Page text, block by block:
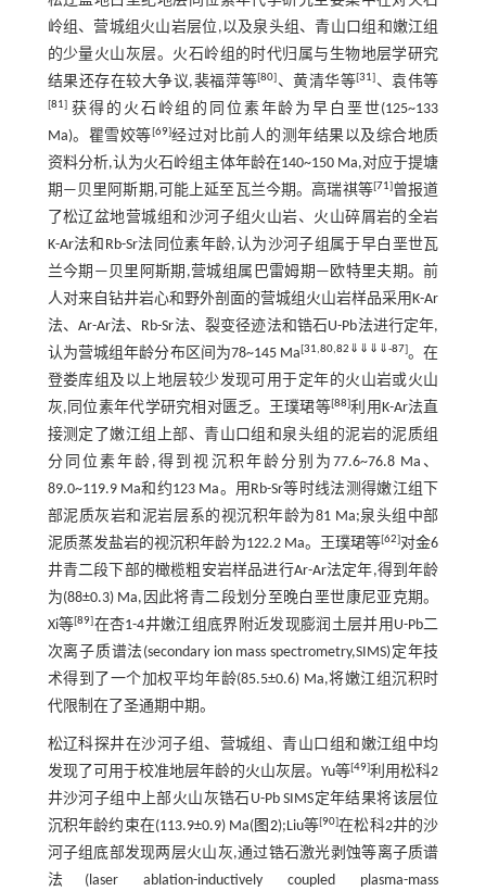
岭组、营城组火山岩层位,以及泉头组、青山口组和嫩江组
的少量火山灰层。火石岭组的时代归属与生物地层学研究
结果还存在较大争议,裴福萍等[80] 、黄清华等[31] 、袁伟等
[81]获得的火石岭组的同位素年龄为早白垩世(125~133
Ma)。瞿雪姣等[69]经过对比前人的测年结果以及综合地质
资料分析,认为火石岭组主体年龄在140~150 Ma,对应于提塘
期—贝里阿斯期,可能上延至瓦兰今期。高瑞祺等[71]曾报道
了松辽盆地营城组和沙河子组火山岩、火山碎屑岩的全岩
K-Ar法和Rb-Sr法同位素年龄,认为沙河子组属于早白垩世瓦
兰今期—贝里阿斯期,营城组属巴雷姆期—欧特里夫期。前
人对来自钻井岩心和野外剖面的营城组火山岩样品采用K-Ar
法、Ar-Ar法、Rb-Sr法、裂变径迹法和锆石U-Pb法进行定年,
认为营城组年龄分布区间为78~145 Ma[31,80,82 ⇓ ⇓ ⇓ ⇓-87]。在
登娄库组及以上地层较少发现可用于定年的火山岩或火山
灰,同位素年代学研究相对匮乏。王璞珺等[88]利用K-Ar法直
接测定了嫩江组上部、青山口组和泉头组的泥岩的泥质组
分同位素年龄,得到视沉积年龄分别为77.6~76.8 Ma、
89.0~119.9 Ma和约123 Ma。用Rb-Sr等时线法测得嫩江组下
部泥质灰岩和泥岩层系的视沉积年龄为81 Ma;泉头组中部
泥质蒸发盐岩的视沉积年龄为122.2 Ma。王璞珺等[62]对金6
井青二段下部的橄榄粗安岩样品进行Ar-Ar法定年,得到年龄
为(88±0.3) Ma,因此将青二段划分至晚白垩世康尼亚克期。
Xi等[89]在杏1-4井嫩江组底界附近发现膨润土层并用U-Pb二
次离子质谱法(secondary ion mass spectrometry,SIMS)定年技
术得到了一个加权平均年龄(85.5±0.6) Ma,将嫩江组沉积时
代限制在了圣通期中期。
松辽科探井在沙河子组、营城组、青山口组和嫩江组中均
发现了可用于校准地层年龄的火山灰层。Yu等[49]利用松科2
井沙河子组中上部火山灰锆石U-Pb SIMS定年结果将该层位
沉积年龄约束在(113.9±0.9) Ma(图2);Liu等[90]在松科2井的沙
河子组底部发现两层火山灰,通过锆石激光剥蚀等离子质谱
法(laser ablation-inductively coupled plasma-mass